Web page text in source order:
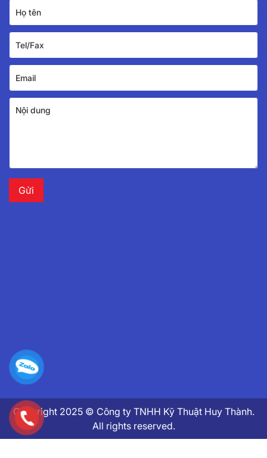
Copyright 2025 © Công ty TNHH Kỹ Thuật Huy Thành.
All rights reserved.